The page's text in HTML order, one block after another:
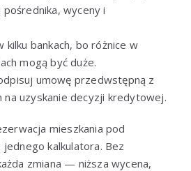
wyceny i
bankach, bo różnice w
mogą być duże.
umowę przedwstępną z
uzyskanie decyzji kredytowej.
mieszkania pod
kalkulatora. Bez
zmiana — niższa wycena,